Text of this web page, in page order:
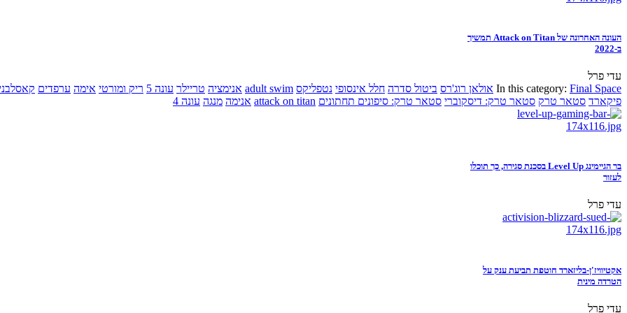
העונה האחרונה של Attack on Titan תמשיך
ב-2022
עדי פרל
In this category: Final Space אולאן רוג'רס ביטול סדרה חלל אינסופי נטפליקס adult swim אנימציה טריילר עונה 5 ריק ומורטי אימה ערפדים
פיקארד סטאר טרק סטאר טרק: דיסקוברי סטאר טרק: סיפונים תחתונים attack on titan אנימה מנגה עונה 4
בר הגיימינג Level Up בסכנת סגירה, כך תוכלו
לעזור
עדי פרל
אקטיוויז'ן-בליזארד חוטפת תביעת ענק על
הטרדה מינית
עדי פרל